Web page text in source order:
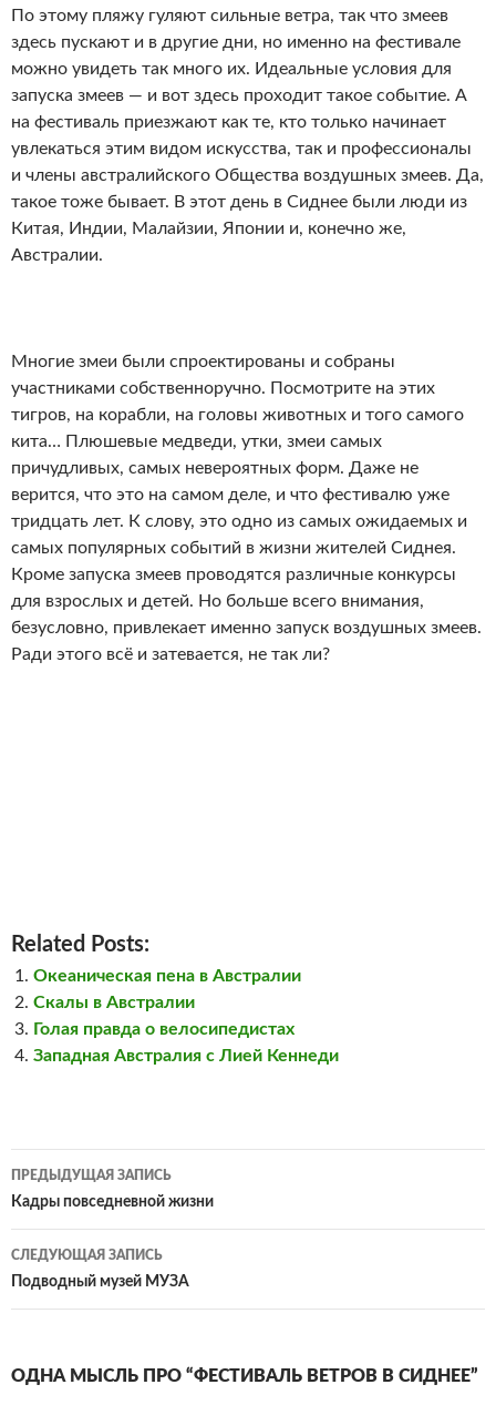
По этому пляжу гуляют сильные ветра, так что змеев
здесь пускают и в другие дни, но именно на фестивале
можно увидеть так много их. Идеальные условия для
запуска змеев — и вот здесь проходит такое событие. А
на фестиваль приезжают как те, кто только начинает
увлекаться этим видом искусства, так и профессионалы
и члены австралийского Общества воздушных змеев. Да,
такое тоже бывает. В этот день в Сиднее были люди из
Китая, Индии, Малайзии, Японии и, конечно же,
Австралии.
Многие змеи были спроектированы и собраны
участниками собственноручно. Посмотрите на этих
тигров, на корабли, на головы животных и того самого
кита… Плюшевые медведи, утки, змеи самых
причудливых, самых невероятных форм. Даже не
верится, что это на самом деле, и что фестивалю уже
тридцать лет. К слову, это одно из самых ожидаемых и
самых популярных событий в жизни жителей Сиднея.
Кроме запуска змеев проводятся различные конкурсы
для взрослых и детей. Но больше всего внимания,
безусловно, привлекает именно запуск воздушных змеев.
Ради этого всё и затевается, не так ли?
Related Posts:
Океаническая пена в Австралии
Скалы в Австралии
Голая правда о велосипедистах
Западная Австралия с Лией Кеннеди
Навигация
по
записям
ПРЕДЫДУЩАЯ ЗАПИСЬ
Кадры повседневной жизни
СЛЕДУЮЩАЯ ЗАПИСЬ
Подводный музей МУЗА
ОДНА МЫСЛЬ ПРО “ФЕСТИВАЛЬ ВЕТРОВ В СИДНЕЕ”